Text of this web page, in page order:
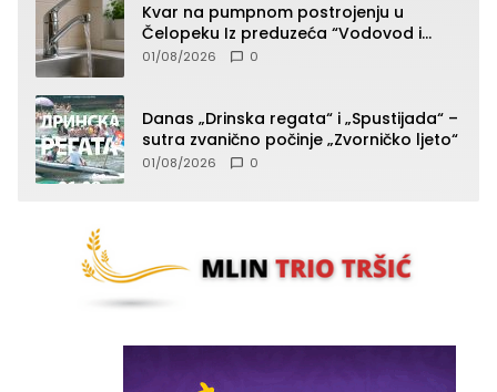
Kvar na pumpnom postrojenju u
Čelopeku Iz preduzeća “Vodovod i
komunalije”
01/08/2026 0
Danas „Drinska regata“ i „Spustijada“ –
sutra zvanično počinje „Zvorničko ljeto“
01/08/2026 0